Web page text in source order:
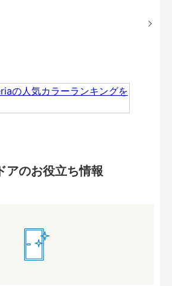
アのお役立ち情報